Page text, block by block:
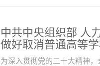
中共中央组织部 人
做好取消普通高等
为深入贯彻党的二十大精神